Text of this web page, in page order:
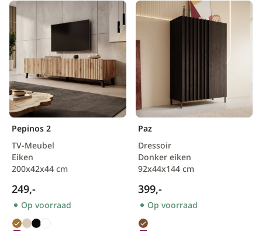
Pepinos 2
TV-Meubel
Eiken
200x42x44 cm
249,-
Op voorraad
Paz
Dressoir
Donker eiken
92x44x144 cm
399,-
Op voorraad